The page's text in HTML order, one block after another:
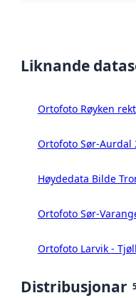
Liknande
Ortofoto Røyken
Ortofoto Sør-Aurdal
Høydedata Bilde
Ortofoto Sør-
Ortofoto Larvik -
Distribusjonar 5